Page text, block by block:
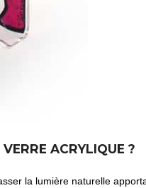
VERRE ACRYLIQUE ?
la lumière naturelle